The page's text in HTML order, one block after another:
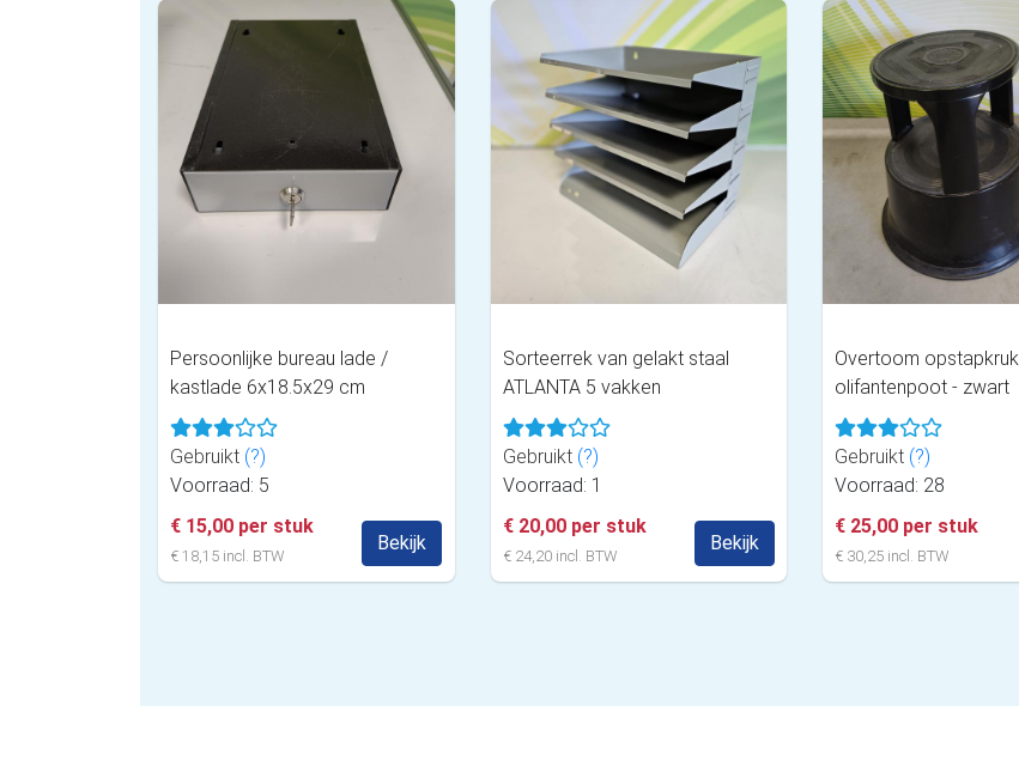
Persoonlijke bureau lade /
kastlade 6x18.5x29 cm
Gebruikt (?)
Voorraad: 5
€ 15,00 per stuk
€ 18,15 incl. BTW
Bekijk
Sorteerrek van gelakt staal
ATLANTA 5 vakken
Gebruikt (?)
Voorraad: 1
€ 20,00 per stuk
€ 24,20 incl. BTW
Bekijk
Overtoom opstapkruk
olifantenpoot - zwart
Gebruikt (?)
Voorraad: 28
€ 25,00 per stuk
€ 30,25 incl. BTW